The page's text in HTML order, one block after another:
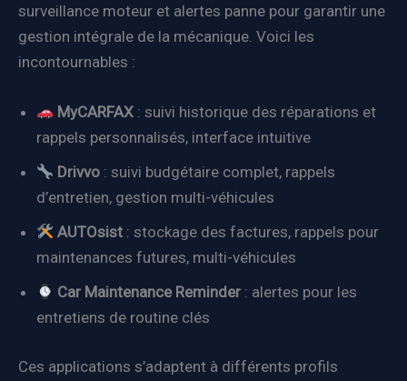
surveillance moteur et alertes panne pour garantir une
gestion intégrale de la mécanique. Voici les
incontournables :
MyCARFAX : suivi historique des réparations et
rappels personnalisés, interface intuitive
Drivvo : suivi budgétaire complet, rappels
d’entretien, gestion multi-véhicules
AUTOsist : stockage des factures, rappels pour
maintenances futures, multi-véhicules
Car Maintenance Reminder : alertes pour les
entretiens de routine clés
Ces applications s’adaptent à différents profils